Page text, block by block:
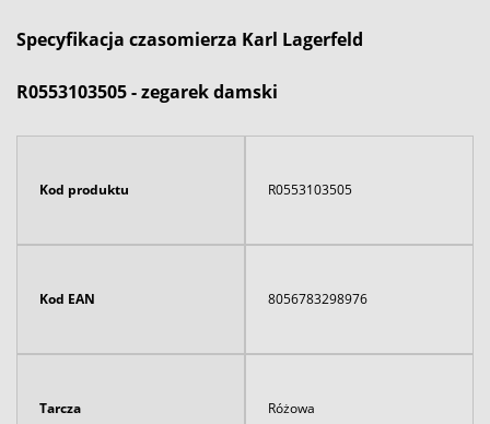
Specyfikacja czasomierza Karl Lagerfeld
R0553103505 - zegarek damski
Kod produktu R0553103505
Kod EAN 8056783298976
Tarcza Różowa